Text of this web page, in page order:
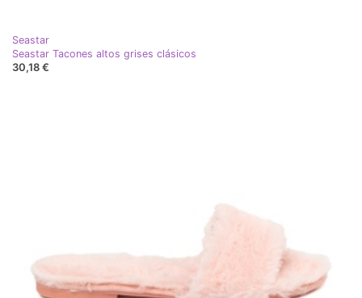
Seastar
Seastar Tacones altos grises clásicos
30,18 €